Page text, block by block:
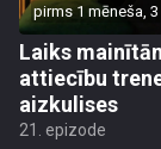
pirms 1 mēneša,
Laiks
attiecību
aizkulises
21. epizode